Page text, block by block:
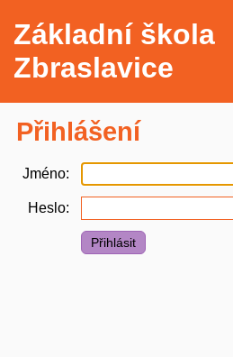
Základní škola
Zbraslavice
Přihlášení
Jméno
Heslo